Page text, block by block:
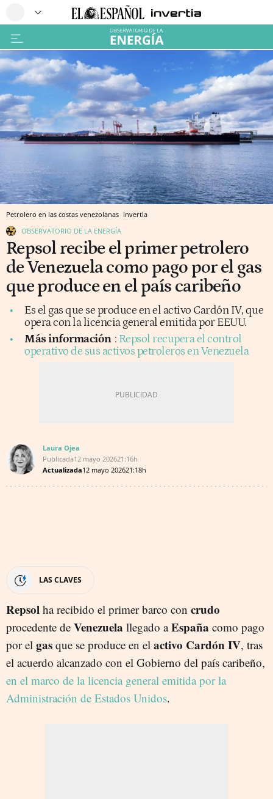
Petrolero en las costas venezolanas Invertia
OBSERVATORIO DE LA ENERGÍA
Repsol recibe el primer petrolero
de Venezuela como pago por el gas
que produce en el país caribeño
Es el gas que se produce en el activo Cardón IV, que
opera con la licencia general emitida por EEUU.
Más información : Repsol recupera el control
operativo de sus activos petroleros en Venezuela
Laura Ojea
Publicada12 mayo 202621:16h
Actualizada12 mayo 202621:18h
LAS CLAVES
Repsol ha recibido el primer barco con crudo
procedente de Venezuela llegado aEspaña como pago
por el gas que se produce en el activo Cardón IV, tras
el acuerdo alcanzado con el Gobierno del país caribeño,
en el marco de la licencia general emitida por la
Administración de Estados Unidos.